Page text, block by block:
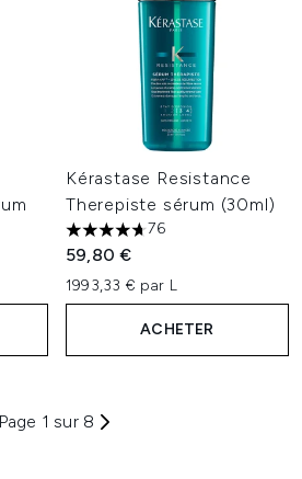
Kérastase Resistance
Therepiste sérum (30ml)
4.66 étoiles sur un maximum
76
59,80 €
1993,33 € par L
ACHETER
Page 1 sur 8